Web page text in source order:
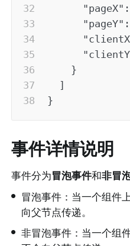
"pageX" :
"pageY" :
}
]
}
事件详情说明
事件分为冒泡事件和非冒
• 冒泡事件：当一个组件
向父节点传递。
• 非冒泡事件：当一个组